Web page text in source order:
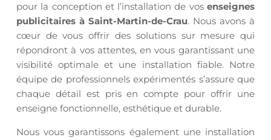
pour la conception et l’installation de vosenseignes
publicitaires à Saint-Martin-de-Crau. Nous avons à
cœur de vous offrir des solutions sur mesure qui
répondront à vos attentes, en vous garantissant une
visibilité optimale et une installation fiable. Notre
équipe de professionnels expérimentés s’assure que
chaque détail est pris en compte pour offrir une
enseigne fonctionnelle, esthétique et durable.
Nous vous garantissons également une installation